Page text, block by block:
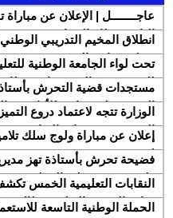
الثانية بقطاع الشباب
شركة هواوي المغرب
تحت لواء الجامعة الوطنية
مكتبها الوطني
مستجدات قضية التحرش بأستاذة
الفنيدق ولجنة تابعة
تطوان الحسيمة، تحل بذات
الوزارة تتجه لاعتماد دروع
التربوي بمؤسسات الريادة
إعلان عن مباراة ولوج سلك
لسنة 2026
فضيحة تحرش بأستاذة تهز
ولجنة تفتيش على الخط
وزارة التربية والتعليم وتطالب
الحملة الوطنية التاسعة